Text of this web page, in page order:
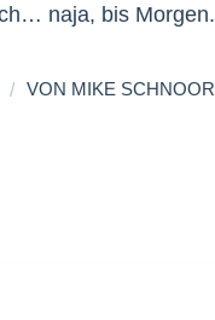
naja, bis Morgen.
/ VON MIKE SCHNOOR